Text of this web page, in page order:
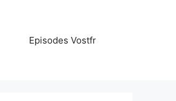
Episodes Vostfr